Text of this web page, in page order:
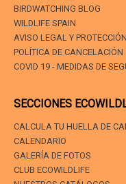
BIRDWATCHING BLOG
WILDLIFE SPAIN
AVISO LEGAL Y
POLÍTICA DE CANCELACIÓN
COVID 19 - MEDIDAS DE
SECCIONES
CALCULA TU HUELLA DE
CALENDARIO
GALERÍA DE FOTOS
CLUB ECOWILDLIFE